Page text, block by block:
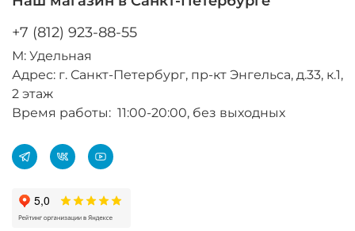
+7 (812) 923-88-55
М: Удельная
Адрес: г. Санкт-Петербург, пр-кт Энгельса, д.33, к.1,
2 этаж
Время работы: 11:00-20:00, без выходных